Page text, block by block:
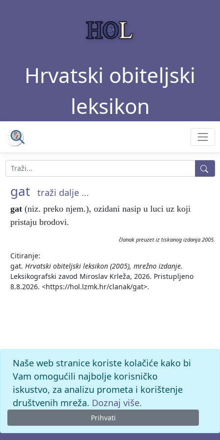
Hrvatski obiteljski
leksikon
gat traži dalje ...
gat (niz. preko njem.), ozidani nasip u luci uz koji
pristaju brodovi.
članak preuzet iz tiskanog izdanja 2005.
Citiranje:
gat. Hrvatski obiteljski leksikon (2005), mrežno izdanje.
Leksikografski zavod Miroslav Krleža, 2026. Pristupljeno
8.8.2026. <https://hol.lzmk.hr/clanak/gat>.
Naše web stranice koriste kolačiće kako bi
Vam omogućili najbolje korisničko
iskustvo, za analizu prometa i korištenje
društvenih mreža. Doznaj više.
Prihvati
© 2026. -Leksikografski zavodMiroslav Krleža